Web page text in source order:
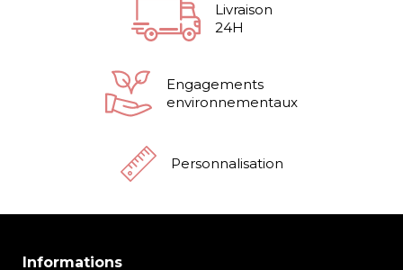
Livraison
24H
Engagements
environnementaux
Personnalisation
Informations